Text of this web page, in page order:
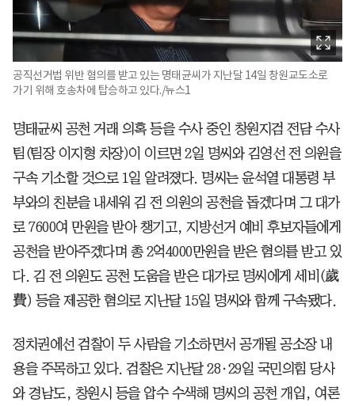
공직선거법 위반 혐의를 받고 있는 명태균씨가 지난달 14일 창원교도소로
가기 위해 호송차에 탑승하고 있다./뉴스1
명태균씨 공천 거래 의혹 등을 수사 중인 창원지검 전담 수사
팀(팀장 이지형 차장)이 이르면 2일 명씨와 김영선 전 의원을
구속 기소할 것으로 1일 알려졌다. 명씨는 윤석열 대통령 부
부와의 친분을 내세워 김 전 의원의 공천을 돕겠다며 그 대가
로 7600여 만원을 받아 챙기고, 지방선거 예비 후보자들에게
공천을 받아주겠다며 총 2억4000만원을 받은 혐의를 받고 있
다. 김 전 의원도 공천 도움을 받은 대가로 명씨에게 세비(歲
費) 등을 제공한 혐의로 지난달 15일 명씨와 함께 구속됐다.
정치권에선 검찰이 두 사람을 기소하면서 공개될 공소장 내
용을 주목하고 있다. 검찰은 지난달 28·29일 국민의힘 당사
와 경남도, 창원시 등을 압수 수색해 명씨의 공천 개입, 여론